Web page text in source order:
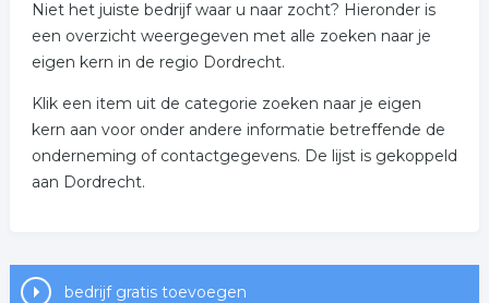
Niet het juiste bedrijf waar u naar zocht? Hieronder is
een overzicht weergegeven met alle zoeken naar je
eigen kern in de regio Dordrecht.
Klik een item uit de categorie zoeken naar je eigen
kern aan voor onder andere informatie betreffende de
onderneming of contactgegevens. De lijst is gekoppeld
aan Dordrecht.
bedrijf gratis toevoegen